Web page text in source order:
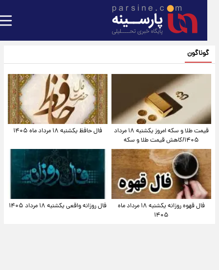
گوناگون
قیمت طلا و سکه امروز یکشنبه ۱۸ مرداد
۱۴۰۵/کاهش قیمت طلا و سکه
فال حافظ یکشنبه ۱۸ مرداد ماه ۱۴۰۵
فال قهوه روزانه یکشنبه ۱۸ مرداد ماه
۱۴۰۵
فال روزانه واقعی یکشنبه ۱۸ مرداد ۱۴۰۵